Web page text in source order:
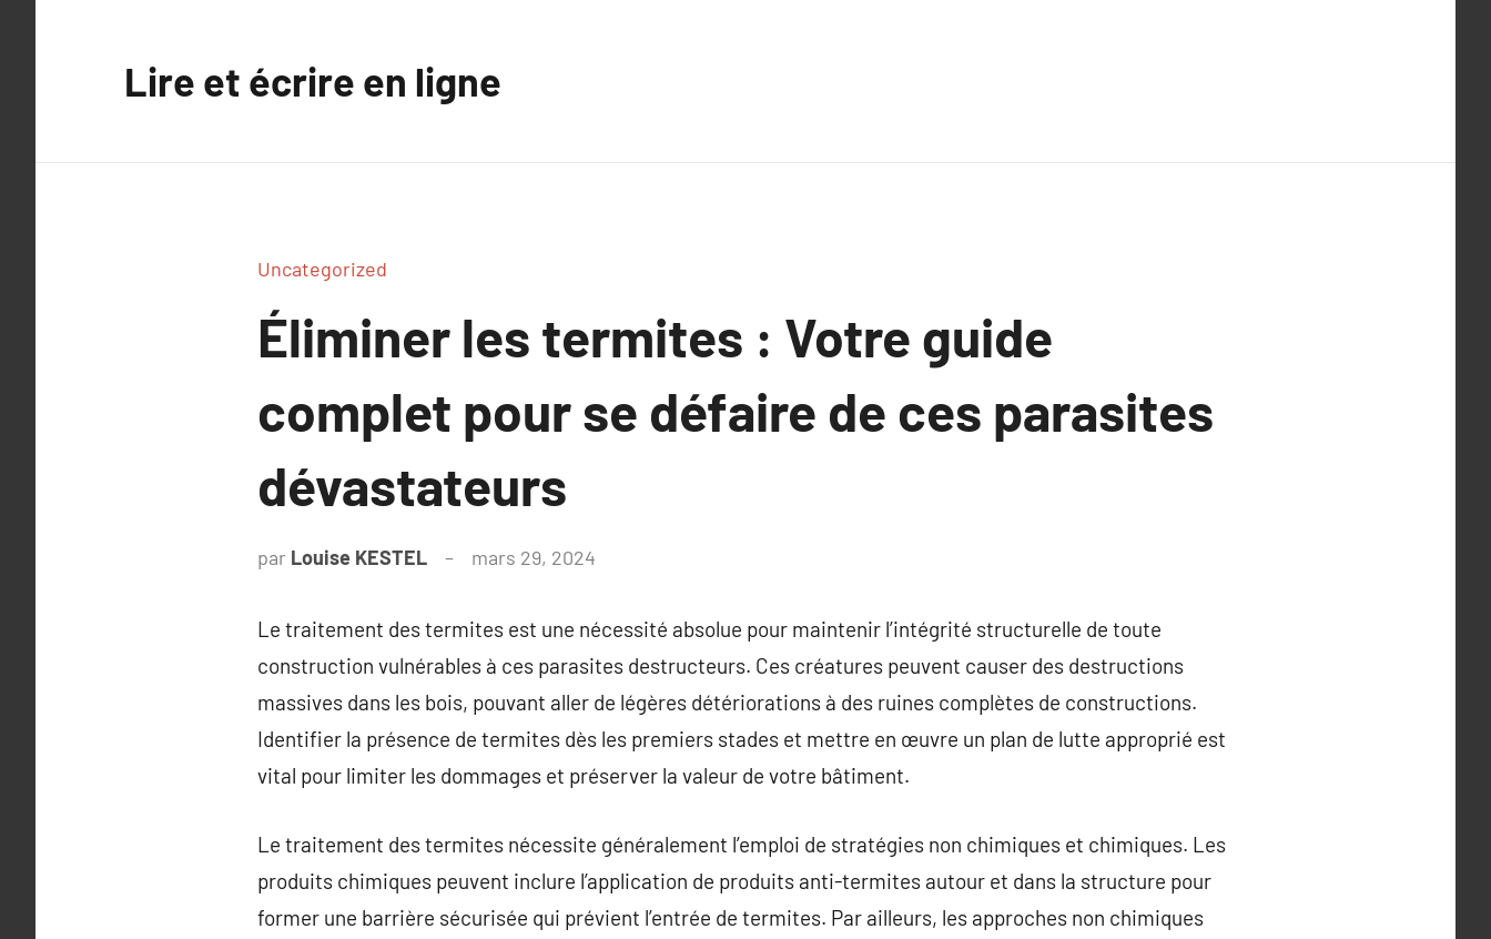
Lire et écrire en ligne
Uncategorized
Éliminer les termites : Votre guide
complet pour se défaire de ces parasites
dévastateurs
par Louise KESTEL mars 29, 2024
Le traitement des termites est une nécessité absolue pour maintenir l’intégrité structurelle de toute
construction vulnérables à ces parasites destructeurs. Ces créatures peuvent causer des destructions
massives dans les bois, pouvant aller de légères détériorations à des ruines complètes de constructions.
Identifier la présence de termites dès les premiers stades et mettre en œuvre un plan de lutte approprié est
vital pour limiter les dommages et préserver la valeur de votre bâtiment.
Le traitement des termites nécessite généralement l’emploi de stratégies non chimiques et chimiques. Les
produits chimiques peuvent inclure l’application de produits anti-termites autour et dans la structure pour
former une barrière sécurisée qui prévient l’entrée de termites. Par ailleurs, les approches non chimiques